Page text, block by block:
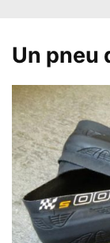
Un pneu